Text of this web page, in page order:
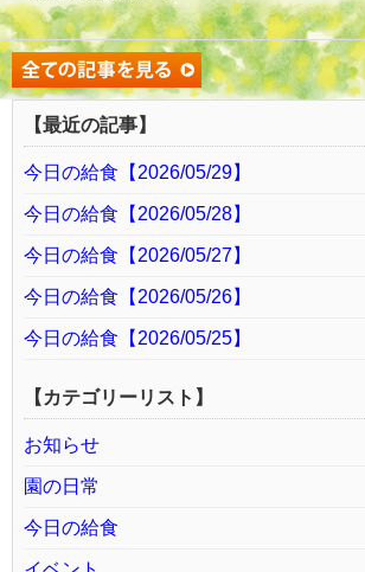
【最近の記事】
今日の給食【2026/05/29】
今日の給食【2026/05/28】
今日の給食【2026/05/27】
今日の給食【2026/05/26】
今日の給食【2026/05/25】
【カテゴリーリスト】
お知らせ
園の日常
今日の給食